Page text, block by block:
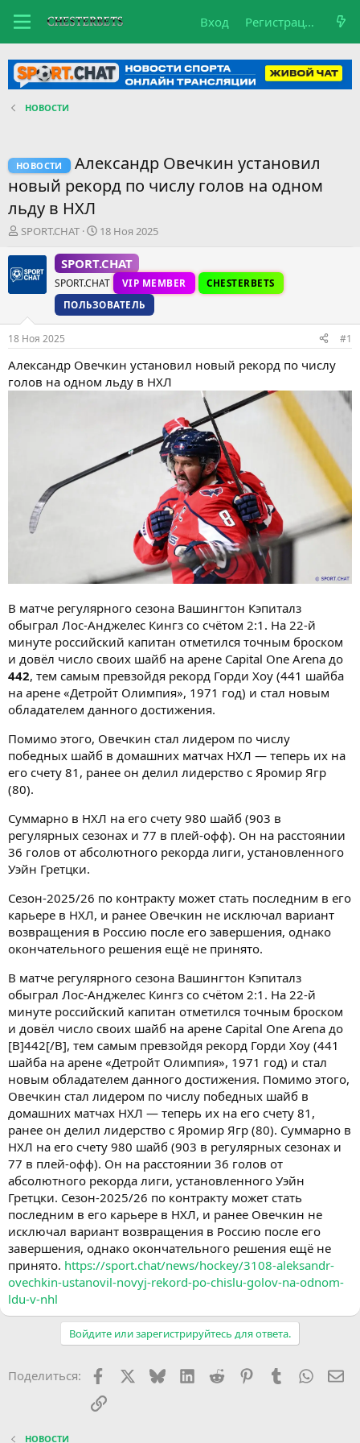
Вход Регистрация
НОВОСТИ
НОВОСТИ
Александр Овечкин установил
новый рекорд по числу голов на одном
льду в НХЛ
А
т
о
е
м
ы
SPORT.CHAT
Д
т
а
н
а
ч
л
а
18 Ноя 2025
SPORT.CHAT
SPORT.CHAT VIP MEMBER
CHESTERBETS
ПОЛЬЗОВАТЕЛЬ
18 Ноя 2025 #1
Александр Овечкин установил новый рекорд по числу
голов на одном льду в НХЛ
В матче регулярного сезона Вашингтон Кэпиталз
обыграл Лос‑Анджелес Кингз со счётом 2:1. На 22-й
минуте российский капитан отметился точным броском
и довёл число своих шайб на арене Capital One Arena до
442, тем самым превзойдя рекорд Горди Хоу (441 шайба
на арене «Детройт Олимпия», 1971 год) и стал новым
обладателем данного достижения.
Помимо этого, Овечкин стал лидером по числу
победных шайб в домашних матчах НХЛ — теперь их на
его счету 81, ранее он делил лидерство с Яромир Ягр
(80).
Суммарно в НХЛ на его счету 980 шайб (903 в
регулярных сезонах и 77 в плей-офф). Он на расстоянии
36 голов от абсолютного рекорда лиги, установленного
Уэйн Гретцки.
Сезон-2025/26 по контракту может стать последним в его
карьере в НХЛ, и ранее Овечкин не исключал вариант
возвращения в Россию после его завершения, однако
окончательного решения ещё не принято.
В матче регулярного сезона Вашингтон Кэпиталз
обыграл Лос‑Анджелес Кингз со счётом 2:1. На 22-й
минуте российский капитан отметился точным броском
и довёл число своих шайб на арене Capital One Arena до
[B]442[/B], тем самым превзойдя рекорд Горди Хоу (441
шайба на арене «Детройт Олимпия», 1971 год) и стал
новым обладателем данного достижения. Помимо этого,
Овечкин стал лидером по числу победных шайб в
домашних матчах НХЛ — теперь их на его счету 81,
ранее он делил лидерство с Яромир Ягр (80). Суммарно в
НХЛ на его счету 980 шайб (903 в регулярных сезонах и
77 в плей-офф). Он на расстоянии 36 голов от
абсолютного рекорда лиги, установленного Уэйн
Гретцки. Сезон-2025/26 по контракту может стать
последним в его карьере в НХЛ, и ранее Овечкин не
исключал вариант возвращения в Россию после его
завершения, однако окончательного решения ещё не
принято. https://sport.chat/news/hockey/3108-aleksandr-
ovechkin-ustanovil-novyj-rekord-po-chislu-golov-na-odnom-
ldu-v-nhl
Войдите или зарегистрируйтесь для ответа.
Поделиться: FacebookX (Twitter)
BlueskyLinkedIn
Reddit PinterestTumblr
Ссылка
НОВОСТИ